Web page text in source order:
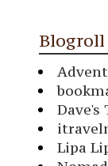
Blogroll
Dave's
Lipa